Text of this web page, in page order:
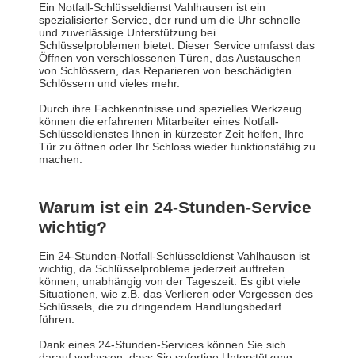
Ein Notfall-Schlüsseldienst Vahlhausen ist ein
spezialisierter Service, der rund um die Uhr schnelle
und zuverlässige Unterstützung bei
Schlüsselproblemen bietet. Dieser Service umfasst das
Öffnen von verschlossenen Türen, das Austauschen
von Schlössern, das Reparieren von beschädigten
Schlössern und vieles mehr.
Durch ihre Fachkenntnisse und spezielles Werkzeug
können die erfahrenen Mitarbeiter eines Notfall-
Schlüsseldienstes Ihnen in kürzester Zeit helfen, Ihre
Tür zu öffnen oder Ihr Schloss wieder funktionsfähig zu
machen.
Warum ist ein 24-Stunden-Service
wichtig?
Ein 24-Stunden-Notfall-Schlüsseldienst Vahlhausen ist
wichtig, da Schlüsselprobleme jederzeit auftreten
können, unabhängig von der Tageszeit. Es gibt viele
Situationen, wie z.B. das Verlieren oder Vergessen des
Schlüssels, die zu dringendem Handlungsbedarf
führen.
Dank eines 24-Stunden-Services können Sie sich